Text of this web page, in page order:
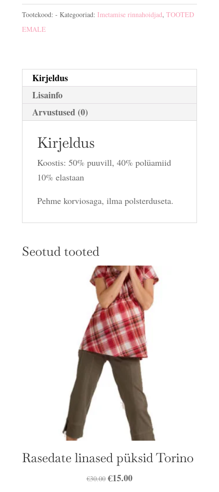
Tootekood: - Kategooriad: Imetamise rinnahoidjad, TOOTED
EMALE
Kirjeldus
Lisainfo
Arvustused (0)
Kirjeldus
Koostis: 50% puuvill, 40% polüamiid
10% elastaan
Pehme korviosaga, ilma polsterduseta.
Seotud tooted
Rasedate linased püksid Torino
€30.00 Algne
€15.00Praegune